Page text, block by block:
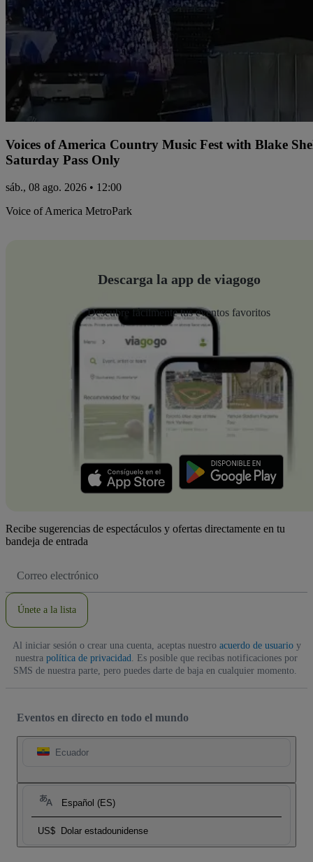
Voices of America Country Music Fest with Blake
Saturday Pass Only
sáb., 08 ago. 2026 • 12:00
Voice of America MetroPark
Descarga la app de viagogo
Descubre fácilmente tus eventos favoritos
Recibe sugerencias de espectáculos y ofertas directamente en tu
bandeja de entrada
de
Únete a la lista
Al iniciar sesión o crear una cuenta, aceptas nuestro acuerdo de usuarioy
nuestra política de privacidad. Es posible que recibas notificaciones por
SMS de nuestra parte, pero puedes darte de baja en cualquier momento.
Eventos en directo en todo el mundo
Ecuador
Español (ES)
US$ Dolar estadounidense